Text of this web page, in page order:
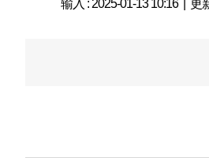
输入 : 2025-01-13 10:16 | 更